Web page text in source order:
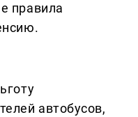
правила
автобусов,